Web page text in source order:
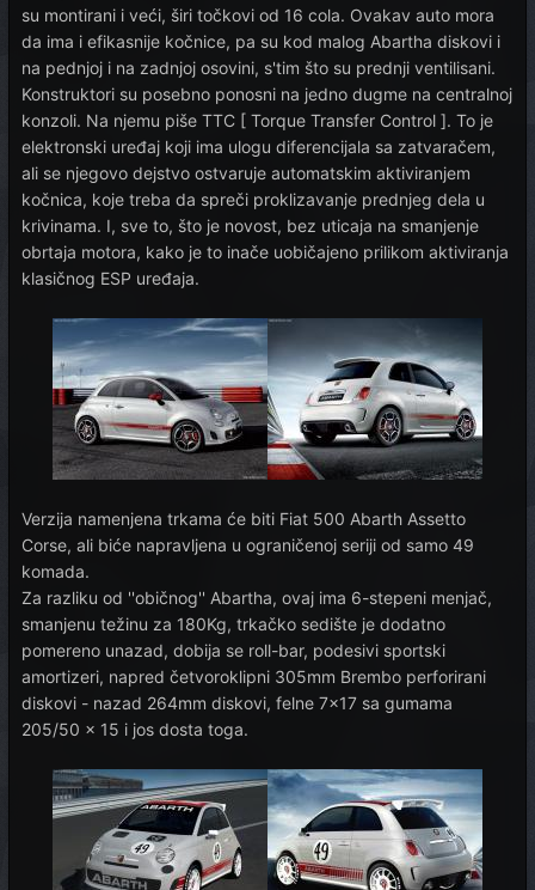
su montirani i veći, širi točkovi od 16 cola. Ovakav auto mora
da ima i efikasnije kočnice, pa su kod malog Abartha diskovi i
na pednjoj i na zadnjoj osovini, s'tim što su prednji ventilisani.
Konstruktori su posebno ponosni na jedno dugme na centralnoj
konzoli. Na njemu piše TTC [ Torque Transfer Control ]. To je
elektronski uređaj koji ima ulogu diferencijala sa zatvaračem,
ali se njegovo dejstvo ostvaruje automatskim aktiviranjem
kočnica, koje treba da spreči proklizavanje prednjeg dela u
krivinama. I, sve to, što je novost, bez uticaja na smanjenje
obrtaja motora, kako je to inače uobičajeno prilikom aktiviranja
klasičnog ESP uređaja.
Verzija namenjena trkama će biti Fiat 500 Abarth Assetto
Corse, ali biće napravljena u ograničenoj seriji od samo 49
komada.
Za razliku od ''običnog'' Abartha, ovaj ima 6-stepeni menjač,
smanjenu težinu za 180Kg, trkačko sedište je dodatno
pomereno unazad, dobija se roll-bar, podesivi sportski
amortizeri, napred četvoroklipni 305mm Brembo perforirani
diskovi - nazad 264mm diskovi, felne 7x17 sa gumama
205/50 x 15 i jos dosta toga.